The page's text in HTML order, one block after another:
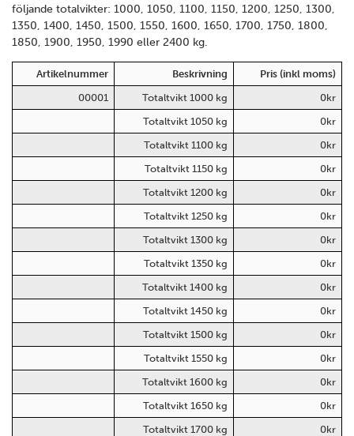
följande totalvikter: 1000, 1050, 1100, 1150, 1200, 1250, 1300,
1350, 1400, 1450, 1500, 1550, 1600, 1650, 1700, 1750, 1800,
1850, 1900, 1950, 1990 eller 2400 kg.
Artikelnummer Beskrivning
Pris (inkl moms)
00001
Totaltvikt 1000 kg
0kr
Totaltvikt 1050 kg
0kr
Totaltvikt 1100 kg
0kr
Totaltvikt 1150 kg
0kr
Totaltvikt 1200 kg
0kr
Totaltvikt 1250 kg
0kr
Totaltvikt 1300 kg
0kr
Totaltvikt 1350 kg
0kr
Totaltvikt 1400 kg
0kr
Totaltvikt 1450 kg
0kr
Totaltvikt 1500 kg
0kr
Totaltvikt 1550 kg
0kr
Totaltvikt 1600 kg
0kr
Totaltvikt 1650 kg
0kr
Totaltvikt 1700 kg
0kr